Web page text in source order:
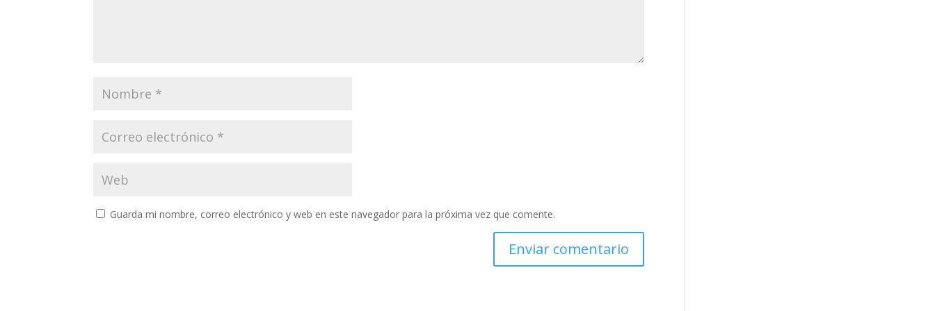
Guarda mi nombre, correo electrónico y web en este navegador para la próxima vez que comente.